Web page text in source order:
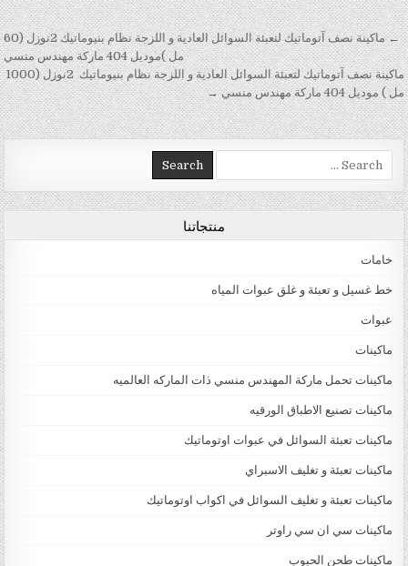
تصفّح المقالات
← ماكينة نصف آتوماتيك لتعبئة السوائل العادية و اللزجة نظام بنيوماتيك 2نوزل (60
مل )موديل 404 ماركة مهندس منسي
ماكينة نصف آتوماتيك لتعبئة السوائل العادية و اللزجة نظام بنيوماتيك 2نوزل (1000
مل ) موديل 404 ماركة مهندس منسي →
Search for:
منتجاتنا
خامات
خط غسيل و تعبئة و غلق عبوات المياه
عبوات
ماكينات
ماكينات تحمل ماركة المهندس منسي ذات الماركه العالميه
ماكينات تصنيع الاطباق الورقيه
ماكينات تعبئة السوائل في عبوات اوتوماتيك
ماكينات تعبئة و تغليف الاسبراي
ماكينات تعبئة و تغليف السوائل في اكواب اوتوماتيك
ماكينات سي ان سي راوتر
ماكينات طحن الحبوب